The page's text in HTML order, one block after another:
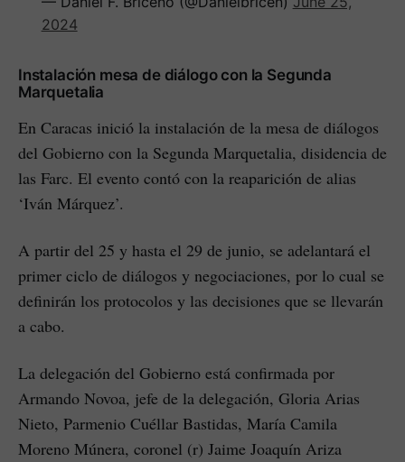
2024
Instalación mesa de diálogo con la Segunda
Marquetalia
En Caracas inició la instalación de la mesa de diálogos
del Gobierno con la Segunda Marquetalia, disidencia de
las Farc. El evento contó con la reaparición de alias
‘Iván Márquez’.
A partir del 25 y hasta el 29 de junio, se adelantará el
primer ciclo de diálogos y negociaciones, por lo cual se
definirán los protocolos y las decisiones que se llevarán
a cabo.
La delegación del Gobierno está confirmada por
Armando Novoa, jefe de la delegación, Gloria Arias
Nieto, Parmenio Cuéllar Bastidas, María Camila
Moreno Múnera, coronel (r) Jaime Joaquín Ariza